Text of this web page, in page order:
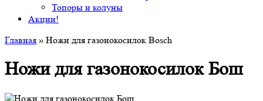
Топоры и колуны
Акции!
Главная » Ножи для газонокосилок Bosch
Ножи для газонокосилок Бош